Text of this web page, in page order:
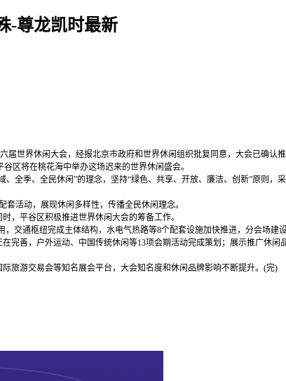
-尊龙凯时最新
世界休闲大会，经报北京市政府和世界休闲组织批复同意，大会已确认
区将在桃花海中举办这场迟来的世界休闲盛会。
季、全民休闲”的理念，坚持“绿色、共享、开放、廉洁、创新”原则，
活动，展现休闲多样性，传播全民休闲理念。
平谷区积极推进世界休闲大会的筹备工作。
通枢纽完成主体结构，水电气热路等8个配套设施加快推进，分会场建
善，户外运动、中国传统休闲等13项会期活动完成策划；展示推广休闲
游交易会等知名展会平台，大会知名度和休闲品牌影响不断提升。(完)